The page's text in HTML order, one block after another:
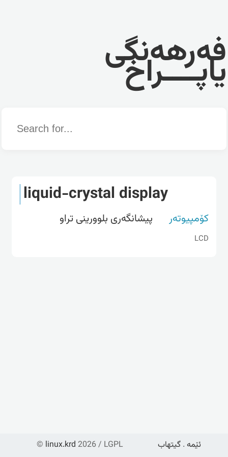
فەرهەنگی
یاپــــراخ
Word
liquid-crystal display
کۆمپیوتەر پیشانگه‌ری بلوورینی تراو
LCD
© linux.krd 2026 / LGPL ئێمە . گیتهاب